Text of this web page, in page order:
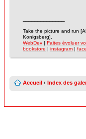
Take the picture and run
Konigsberg].
WebDev | Faites évoluer
bookstore | instagram |
Accueil ‹ Index des